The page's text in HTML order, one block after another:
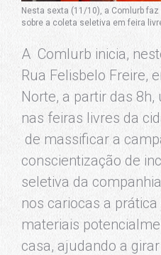
Nesta sexta (11/10), a Comlurb
sobre a coleta seletiva em feira
A Comlurb inicia,
Rua Felisbelo Freire,
Norte, a partir das
nas feiras livres da
de massificar a
conscientização de
seletiva da
nos cariocas a
materiais
casa, ajudando a